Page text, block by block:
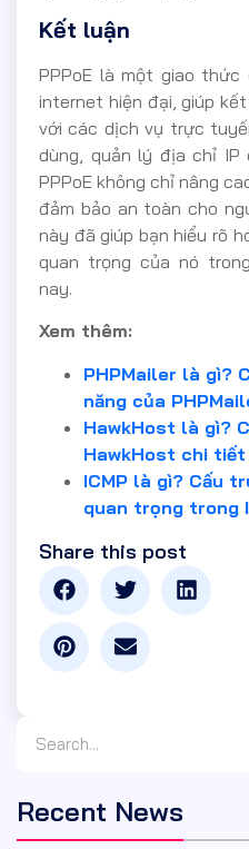
Kết luận
PPPoE là một giao
internet hiện đại, giúp
với các dịch vụ trực
dùng, quản lý địa chỉ IP
PPPoE không chỉ nâng
đảm bảo an toàn cho
này đã giúp bạn hiểu rõ
quan trọng của nó
nay.
Xem thêm:
PHPMailer là gì?
năng của
HawkHost là gì?
HawkHost chi tiết
ICMP là gì? Cấu
quan trọng trong
Share this post
Recent News